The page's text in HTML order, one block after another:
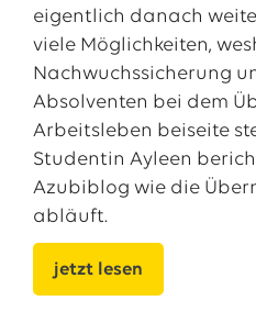
eigentlich danach
viele Möglichkeiten,
Nachwuchssicherung
Absolventen bei dem
Arbeitsleben beiseite
Studentin Ayleen
Azubiblog wie die
abläuft.
jetzt lesen